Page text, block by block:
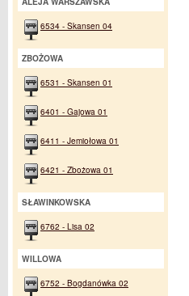
6534 - Skansen 04
ZBOŻOWA
6531 - Skansen 01
6401 - Gajowa 01
6411 - Jemiołowa 01
6421 - Zbożowa 01
SŁAWINKOWSKA
6762 - Lisa 02
WILLOWA
6752 - Bogdanówka 02